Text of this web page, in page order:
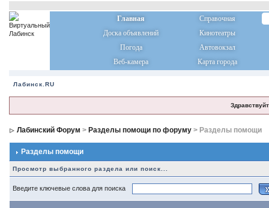
Главная
Справочная
Доска объявлений
Кинотеатры
Погода
Автовокзал
Веб-камера
Карта города
Лабинск.RU
Лабинский Форум > Разделы помощи по форуму> Разделы помощи
Разделы помощи
Просмотр выбранного раздела или поиск...
Введите ключевые слова для поиска